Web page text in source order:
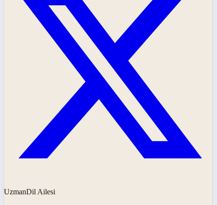
UzmanDil Ailesi